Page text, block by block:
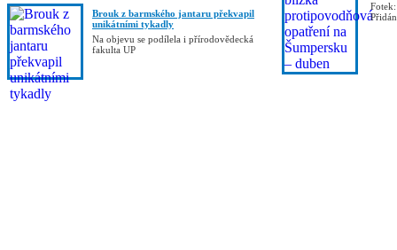
Brouk z barmského jantaru překvapil
unikátními tykadly
Na objevu se podílela i přírodovědecká
fakulta UP